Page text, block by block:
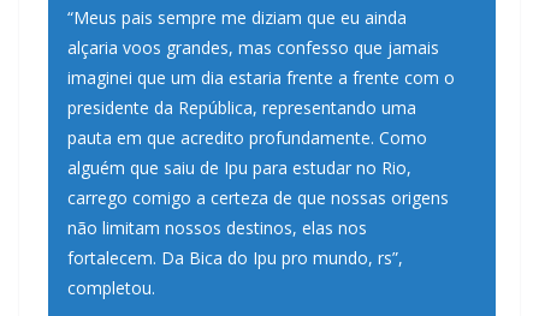
“Meus pais sempre me diziam que eu ainda
alçaria voos grandes, mas confesso que jamais
imaginei que um dia estaria frente a frente com o
presidente da República, representando uma
pauta em que acredito profundamente. Como
alguém que saiu de Ipu para estudar no Rio,
carrego comigo a certeza de que nossas origens
não limitam nossos destinos, elas nos
fortalecem. Da Bica do Ipu pro mundo, rs”,
completou.